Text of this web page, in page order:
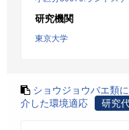
研究機関
東京大学
ショウジョウバエ類
介した環境適応
研究